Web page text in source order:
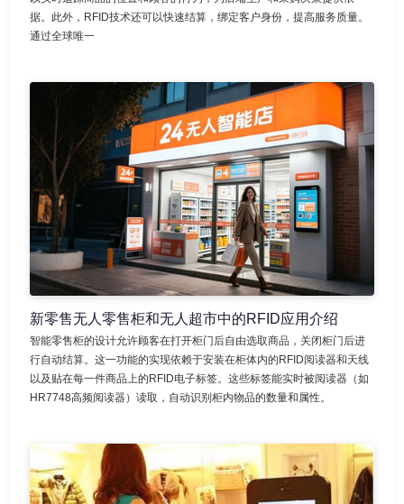
据。此外，RFID技术还可以快速结算，绑定客户身份，提高服务质量。
通过全球唯一
新零售无人零售柜和无人超市中的RFID应用介绍
智能零售柜的设计允许顾客在打开柜门后自由选取商品，关闭柜门后进
行自动结算。这一功能的实现依赖于安装在柜体内的RFID阅读器和天线
以及贴在每一件商品上的RFID电子标签。这些标签能实时被阅读器（如
HR7748高频阅读器）读取，自动识别柜内物品的数量和属性。